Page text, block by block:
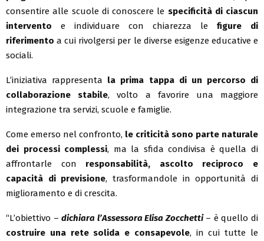
consentire alle scuole di conoscere le specificità di ciascun
intervento e individuare con chiarezza le figure di
riferimento a cui rivolgersi per le diverse esigenze educative e
sociali.
L’iniziativa rappresenta la prima tappa di un percorso di
collaborazione stabile, volto a favorire una maggiore
integrazione tra servizi, scuole e famiglie.
Come emerso nel confronto, le criticità sono parte naturale
dei processi complessi, ma la sfida condivisa è quella di
affrontarle con responsabilità, ascolto reciproco e
capacità di previsione, trasformandole in opportunità di
miglioramento e di crescita.
“L’obiettivo –dichiara l’Assessora Elisa Zocchetti– è quello di
costruire una rete solida e consapevole, in cui tutte le